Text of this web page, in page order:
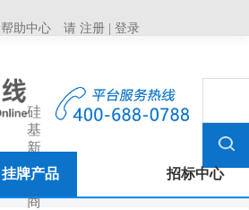
帮助中心 请 注册 登录
硅
基
新
材
料
商
挂牌产品 招标中心